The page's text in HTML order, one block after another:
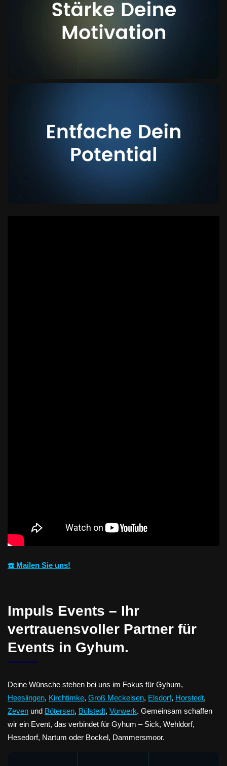
☎️ Mailen Sie uns!
Impuls Events – Ihr
vertrauensvoller Partner für
Events in Gyhum.
Deine Wünsche stehen bei uns im Fokus für Gyhum,
Heeslingen, Kirchtimke, Groß Meckelsen, Elsdorf, Horstedt,
Zeven und Bötersen, Bülstedt, Vorwerk. Gemeinsam schaffen
wir ein Event, das verbindet für Gyhum – Sick, Wehldorf,
Hesedorf, Nartum oder Bockel, Dammersmoor.